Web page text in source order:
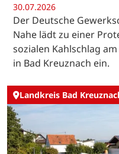
30.07.2026
Der Deutsche
Nahe lädt zu einer
sozialen Kahlschlag
in Bad Kreuznach ein.
Landkreis Bad